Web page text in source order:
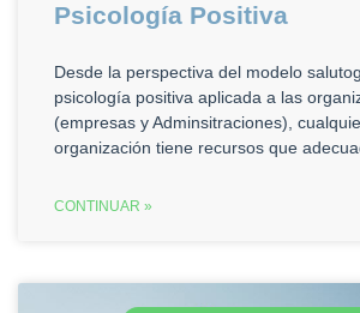
Psicología Positiva
Desde la perspectiva del modelo
psicología positiva aplicada a las
(empresas y Adminsitraciones),
organización tiene recursos que
CONTINUAR »